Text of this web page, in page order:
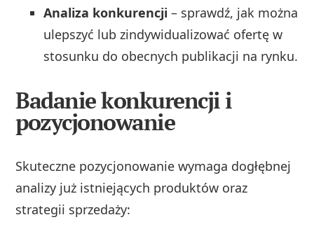
Analiza konkurencji – sprawdź, jak można
ulepszyć lub zindywidualizować ofertę w
stosunku do obecnych publikacji na rynku.
Badanie konkurencji i
pozycjonowanie
Skuteczne pozycjonowanie wymaga dogłębnej
analizy już istniejących produktów oraz
strategii sprzedaży: